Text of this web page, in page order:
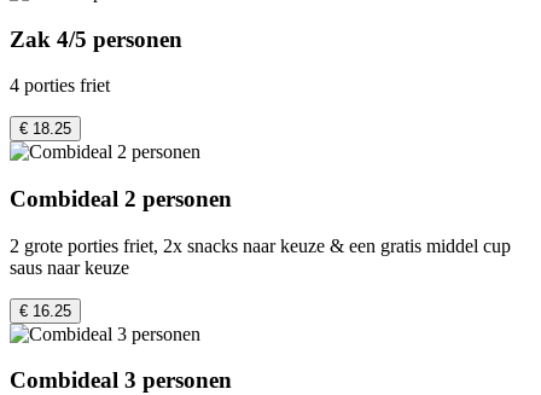
Zak 4/5 personen
4 porties friet
€ 18.25
Combideal 2 personen
2 grote porties friet, 2x snacks naar keuze & een gratis middel cup
saus naar keuze
€ 16.25
Combideal 3 personen